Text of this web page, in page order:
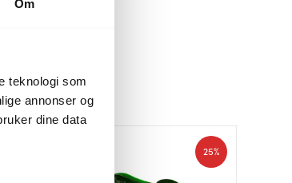
Om
teknologi som
annonser og
dine data
25%